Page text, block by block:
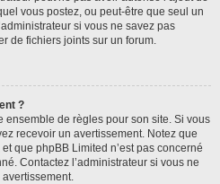
vous postez, ou peut-être que seul un
si vous ne savez pas
de fichiers joints sur un forum.
?
de règles pour son site. Si vous
recevoir un avertissement. Notez que
que phpBB Limited n’est pas concerné
Contactez l’administrateur si vous ne